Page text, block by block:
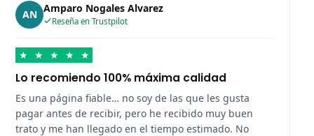
AN Amparo Nogales Alvarez
Reseña en Trustpilot
★ ★ ★ ★ ★
Lo recomiendo 100% máxima calidad
Es una página fiable… no soy de las que les gusta
pagar antes de recibir, pero he recibido muy buen
trato y me han llegado en el tiempo estimado. No